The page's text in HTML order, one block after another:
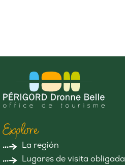
Explore
La región
Lugares de visita obligada